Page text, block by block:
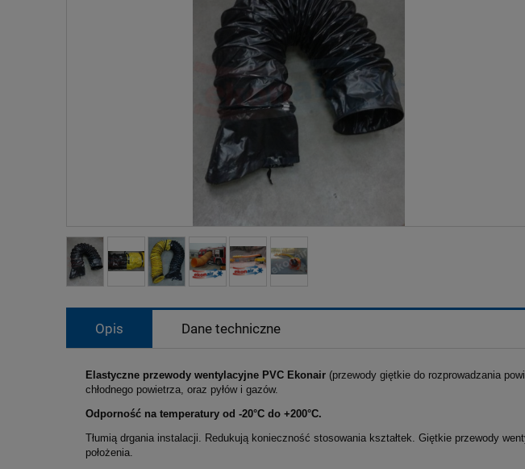
Opis Dane techniczne
Elastyczne przewody wentylacyjne PVC Ekonair (przewody giętkie do rozprowadzania
chłodnego powietrza, oraz pyłów i gazów.
Odporność na temperatury od -20°C do +200°C.
Tłumią drgania instalacji. Redukują konieczność stosowania kształtek. Giętkie przewody
położenia.